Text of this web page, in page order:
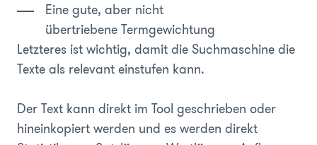
Eine gute, aber nicht
übertriebene Termgewichtung
Letzteres ist wichtig, damit die Suchmaschine die
Texte als relevant einstufen kann.
Der Text kann direkt im Tool geschrieben oder
hineinkopiert werden und es werden direkt